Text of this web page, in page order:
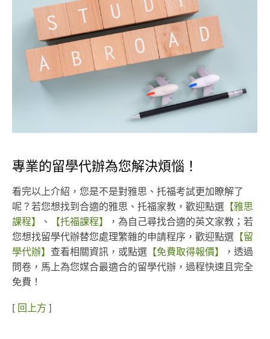
專業的留學代辦為您解決煩惱！
看完以上介紹，您是不是對雅思、托福考試更加瞭解了
呢？若您想找到合適的雅思、托福家教，歡迎點選 【雅思
課程】
、 【托福課程】
，為自己尋找合適的英文家教；若
您想找留學代辦替您處理繁雜的申請程序，歡迎點選 【留
學代辦】 查看相關資訊，或點選 【免費取得報價】
，透過
問卷，馬上為您媒合最適合的留學代辦，過程快速且完全
免費！
[ 回上方 ]